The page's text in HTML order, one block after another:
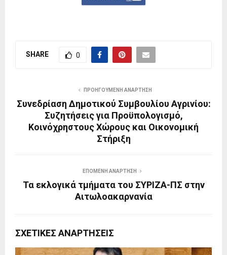
SHARE 0
ΠΡΟΗΓΟΎΜΕΝΗ ΑΝΆΡΤΗΣΗ
Συνεδρίαση Δημοτικού Συμβουλίου Αγρινίου:
Συζητήσεις για Προϋπολογισμό,
Κοινόχρηστους Χώρους και Οικονομική
Στήριξη
ΕΠΌΜΕΝΗ ΑΝΆΡΤΗΣΗ
Τα εκλογικά τμήματα του ΣΥΡΙΖΑ-ΠΣ στην
Αιτωλοακαρνανία
ΣΧΕΤΙΚΈΣ ΑΝΑΡΤΉΣΕΙΣ